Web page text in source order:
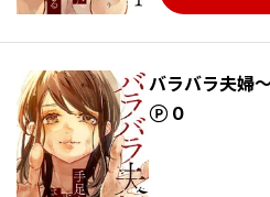
バラバラ夫婦
0
ポイント